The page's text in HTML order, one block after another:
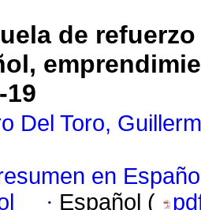
de
Del Toro,
en
· Español (